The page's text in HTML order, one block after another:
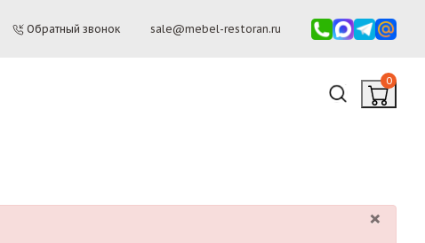
Обратный звонок sale@mebel-restoran.ru
0
×